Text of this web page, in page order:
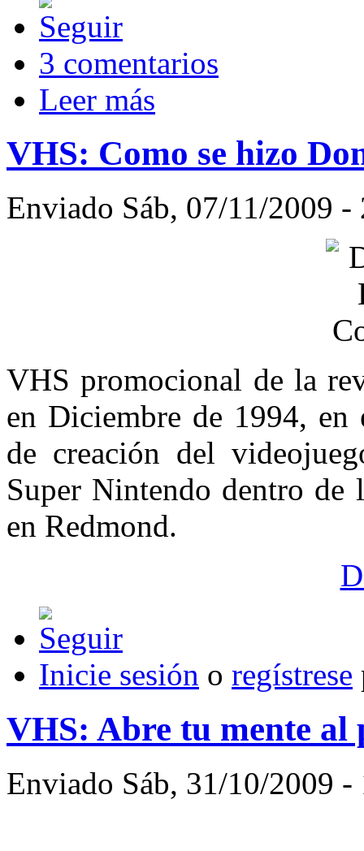
3 comentarios
Leer más
VHS: Como se hizo
Enviado Sáb, 07/11/2009 -
VHS promocional de la
en Diciembre de 1994, en
de creación del
Super Nintendo dentro de
en Redmond.
Inicie sesión o regístrese
VHS: Abre tu mente al
Enviado Sáb, 31/10/2009